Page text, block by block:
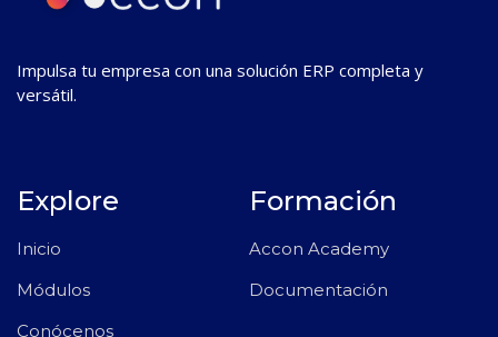
Impulsa tu empresa con una solución ERP completa y
versátil.
Explore
Inicio
Módulos
Conócenos
Formación
Accon Academy
Documentación